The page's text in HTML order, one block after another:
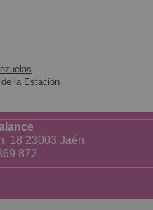
la Estación
18 23003 Jaén
872